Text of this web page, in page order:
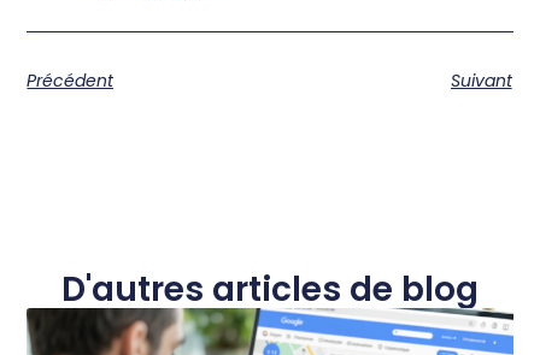
Précédent Suivant
D'autres articles de blog